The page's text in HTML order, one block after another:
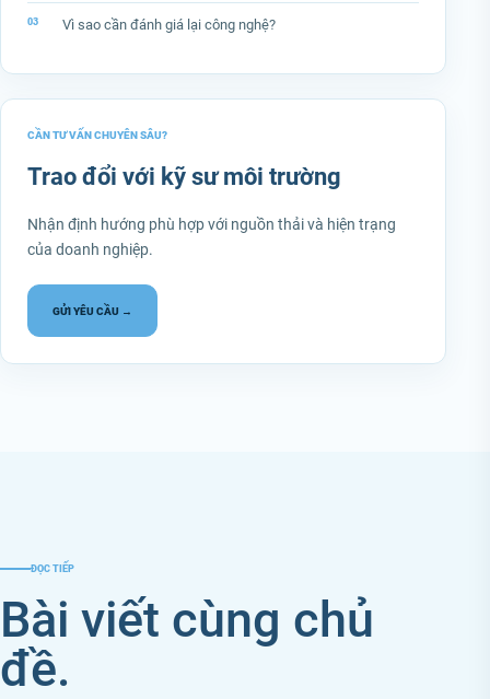
Vì sao cần đánh giá lại công nghệ?
CẦN TƯ VẤN CHUYÊN SÂU?
Trao đổi với kỹ sư môi trường
Nhận định hướng phù hợp với nguồn thải và hiện trạng
của doanh nghiệp.
GỬI YÊU CẦU →
ĐỌC TIẾP
Bài viết cùng chủ
đề.